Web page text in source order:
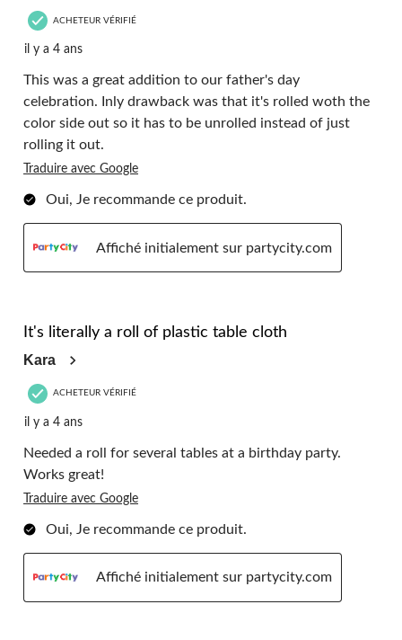
ACHETEUR VÉRIFIÉ
il y a 4 ans
This was a great addition to our father's day
celebration. Inly drawback was that it's rolled woth the
color side out so it has to be unrolled instead of just
rolling it out.
Traduire avec Google
Oui, Je recommande ce produit.
Affiché initialement sur partycity.com
It's literally a roll of plastic table cloth
Kara
ACHETEUR VÉRIFIÉ
il y a 4 ans
Needed a roll for several tables at a birthday party.
Works great!
Traduire avec Google
Oui, Je recommande ce produit.
Affiché initialement sur partycity.com